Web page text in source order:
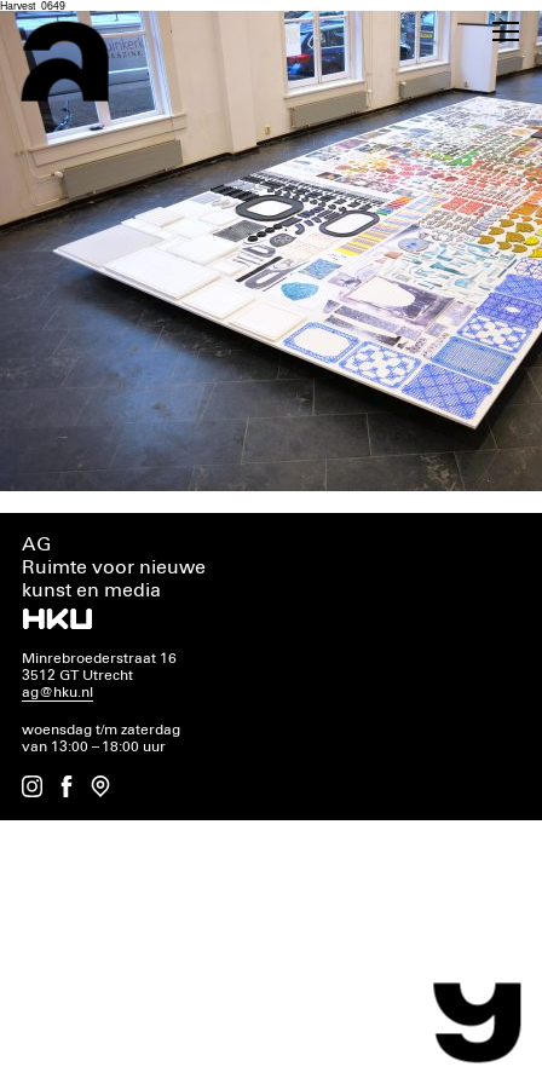
Harvest_0649
AG
Ruimte voor nieuwe
kunst en media
Minrebroederstraat 16
3512 GT Utrecht
ag@hku.nl
woensdag t/m zaterdag
van 13:00 – 18:00 uur